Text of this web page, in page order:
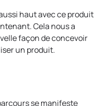
haut avec ce produit
Cela nous a
façon de concevoir
un produit.
se manifeste